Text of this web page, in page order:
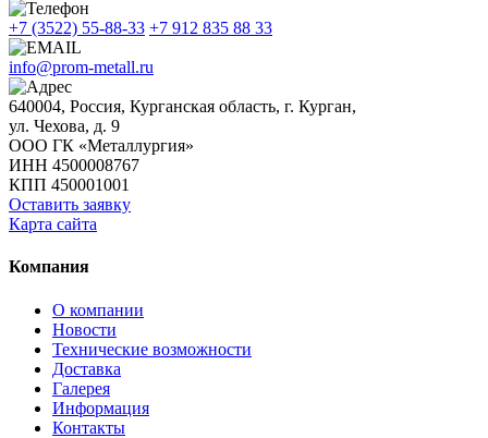
+7 (3522) 55-88-33 +7 912 835 88 33
info@prom-metall.ru
640004, Россия, Курганская область, г. Курган,
ул. Чехова, д. 9
ООО ГК «Металлургия»
ИНН 4500008767
КПП 450001001
Оставить заявку
Карта сайта
Компания
О компании
Новости
Технические возможности
Доставка
Галерея
Информация
Контакты